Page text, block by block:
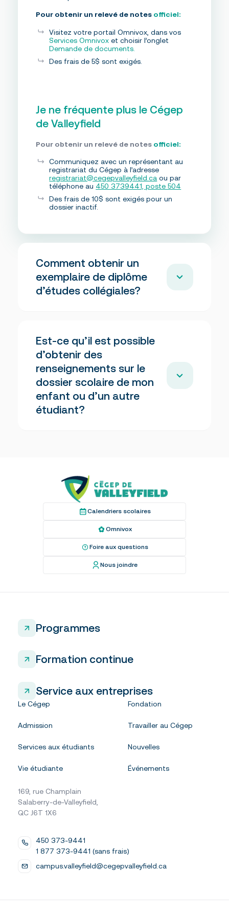
Pour obtenir un relevé de notes officiel:
Visitez votre portail Omnivox, dans vos
Services Omnivox et choisir l’onglet
Demande de documents.
Des frais de 5$ sont exigés.
Je ne fréquente plus le Cégep
de Valleyfield
Pour obtenir un relevé de notes officiel:
Communiquez avec un représentant au
registrariat du Cégep à l’adresse
registrariat@cegepvalleyfield.ca ou par
téléphone au 450 3739441, poste 504
Des frais de 10$ sont exigés pour un
dossier inactif.
Comment obtenir un
exemplaire de diplôme
d’études collégiales?
registrariat du Cégep à l’adresse
registrariat@cegepvalleyfield.ca
Est-ce qu’il est possible
d’obtenir des
renseignements sur le
dossier scolaire de mon
enfant ou d’un autre
étudiant?
Calendriers scolaires
Omnivox
Foire aux questions
Nous joindre
Programmes
Formation continue
Service aux entreprises
Le Cégep
Admission
Services aux étudiants
Vie étudiante
Fondation
Travailler au Cégep
Nouvelles
Événements
169, rue Champlain
Salaberry-de-Valleyfield,
QC J6T 1X6
450 373-9441
1 877 373-9441 (sans frais)
campus.valleyfield@cegepvalleyfield.ca